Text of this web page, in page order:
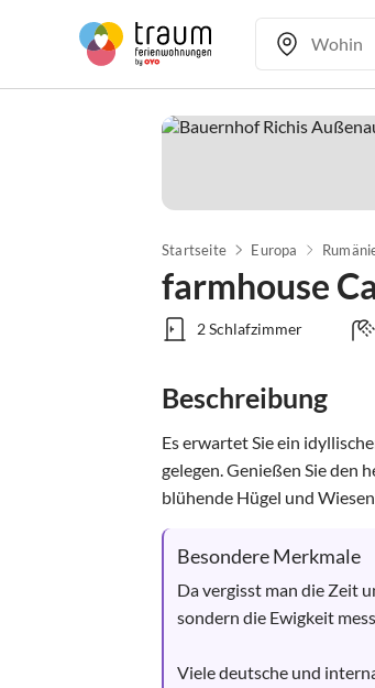
Startseite Europa
farmhouse
2 Schlafzimmer
Beschreibung
Es erwartet Sie ein
gelegen. Genießen Sie den
blühende Hügel und
Besondere Merkmale
Da vergisst man die Zeit
sondern die Ewigkeit
Viele deutsche und